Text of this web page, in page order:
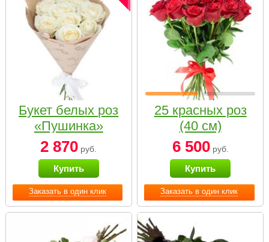
Заказать в один клик
Букет белых роз
«Пушинка»
2 870 руб.
Купить
Заказать в один клик
25 красных роз
(40 см)
6 500руб.
Купить